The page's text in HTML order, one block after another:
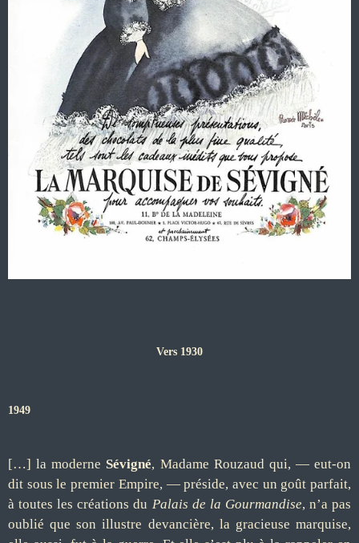
Vers 1930
1949
[…] la moderne Sévigné, Madame Rouzaud qui, — eut-on
dit sous le premier Empire, — préside, avec un goût parfait,
à toutes les créations du Palais de la Gourmandise, n’a pas
oublié que son illustre devancière, la gracieuse marquise,